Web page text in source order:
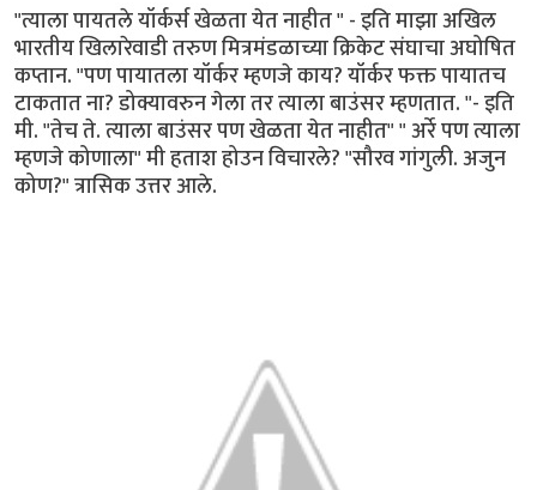
"त्याला पायतले यॉर्कर्स खेळता येत नाहीत " - इति माझा अखिल
भारतीय खिलारेवाडी तरुण मित्रमंडळाच्या क्रिकेट संघाचा अघोषित
कप्तान. "पण पायातला यॉर्कर म्हणजे काय? यॉर्कर फक्त पायातच
टाकतात ना? डोक्यावरुन गेला तर त्याला बाउंसर म्हणतात. "- इति
मी. "तेच ते. त्याला बाउंसर पण खेळता येत नाहीत" " अर्रे पण त्याला
म्हणजे कोणाला" मी हताश होउन विचारले? "सौरव गांगुली. अजुन
कोण?" त्रासिक उत्तर आले.